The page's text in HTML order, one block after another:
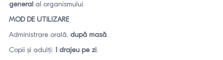
general al organismului.
MOD DE UTILIZARE
Administrare orală, după masă.
Copii și adulți: 1 drajeu pe zi.